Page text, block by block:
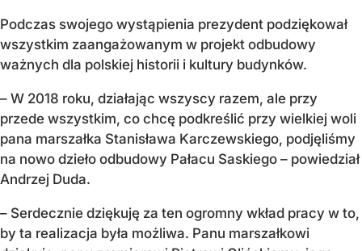
Podczas swojego wystąpienia prezydent podziękował
wszystkim zaangażowanym w projekt odbudowy
ważnych dla polskiej historii i kultury budynków.
– W 2018 roku, działając wszyscy razem, ale przy
przede wszystkim, co chcę podkreślić przy wielkiej woli
pana marszałka Stanisława Karczewskiego, podjęliśmy
na nowo dzieło odbudowy Pałacu Saskiego – powiedział
Andrzej Duda.
– Serdecznie dziękuję za ten ogromny wkład pracy w to,
by ta realizacja była możliwa. Panu marszałkowi